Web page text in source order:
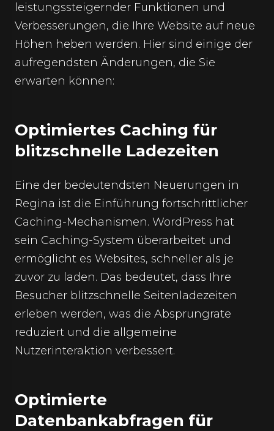
leistungssteigernder Funktionen und
Verbesserungen, die Ihre Website auf neue
Höhen heben werden. Hier sind einige der
aufregendsten Änderungen, die Sie
erwarten können:
Optimiertes Caching für
blitzschnelle Ladezeiten
Eine der bedeutendsten Neuerungen in
Regina ist die Einführung fortschrittlicher
Caching-Mechanismen. WordPress hat
sein Caching-System überarbeitet und
ermöglicht es Websites, schneller als je
zuvor zu laden. Das bedeutet, dass Ihre
Besucher blitzschnelle Seitenladezeiten
erleben werden, was die Absprungrate
reduziert und die allgemeine
Nutzerinteraktion verbessert.
Optimierte
Datenbankabfragen für